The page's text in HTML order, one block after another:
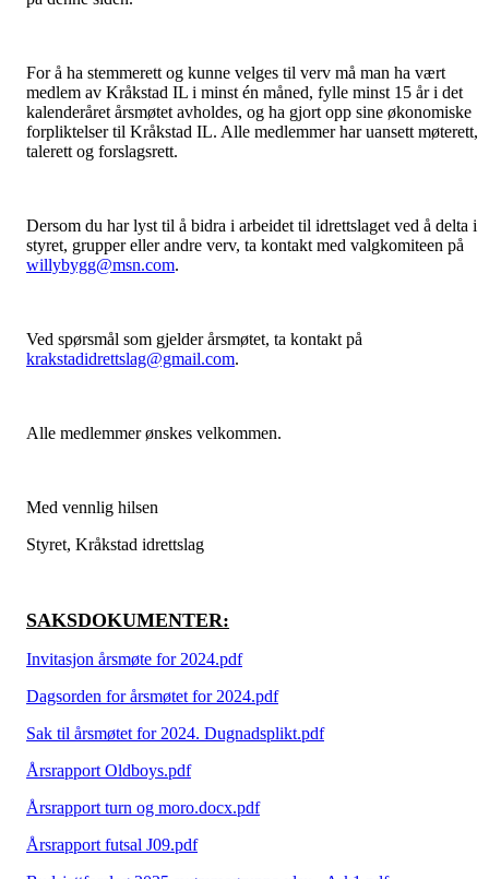
For å ha stemmerett og kunne velges til verv må man ha vært
medlem av Kråkstad IL i minst én måned, fylle minst 15 år i det
kalenderåret årsmøtet avholdes, og ha gjort opp sine økonomiske
forpliktelser til Kråkstad IL. Alle medlemmer har uansett møterett,
talerett og forslagsrett.
Dersom du har lyst til å bidra i arbeidet til idrettslaget ved å delta i
styret, grupper eller andre verv, ta kontakt med valgkomiteen på
willybygg@msn.com.
Ved spørsmål som gjelder årsmøtet, ta kontakt på
krakstadidrettslag@gmail.com.
Alle medlemmer ønskes velkommen.
Med vennlig hilsen
Styret, Kråkstad idrettslag
SAKSDOKUMENTER:
Invitasjon årsmøte for 2024.pdf
Dagsorden for årsmøtet for 2024.pdf
Sak til årsmøtet for 2024. Dugnadsplikt.pdf
Årsrapport Oldboys.pdf
Årsrapport turn og moro.docx.pdf
Årsrapport futsal J09.pdf